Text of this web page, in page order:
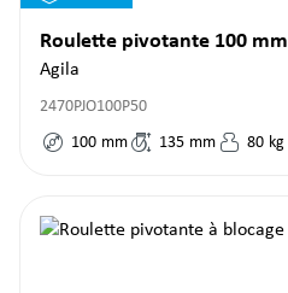
Roulette pivotante 100 mm
Agila
2470PJO100P50
100 mm 135 mm 80 kg